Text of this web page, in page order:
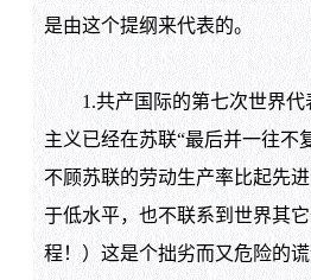
是由这个提纲来代表的。
1.共产国际的第七次世界代
主义已经在苏联“最后并一往不
不顾苏联的劳动生产率比起先
于低水平，也不联系到世界其
程！）这是个拙劣而又危险的